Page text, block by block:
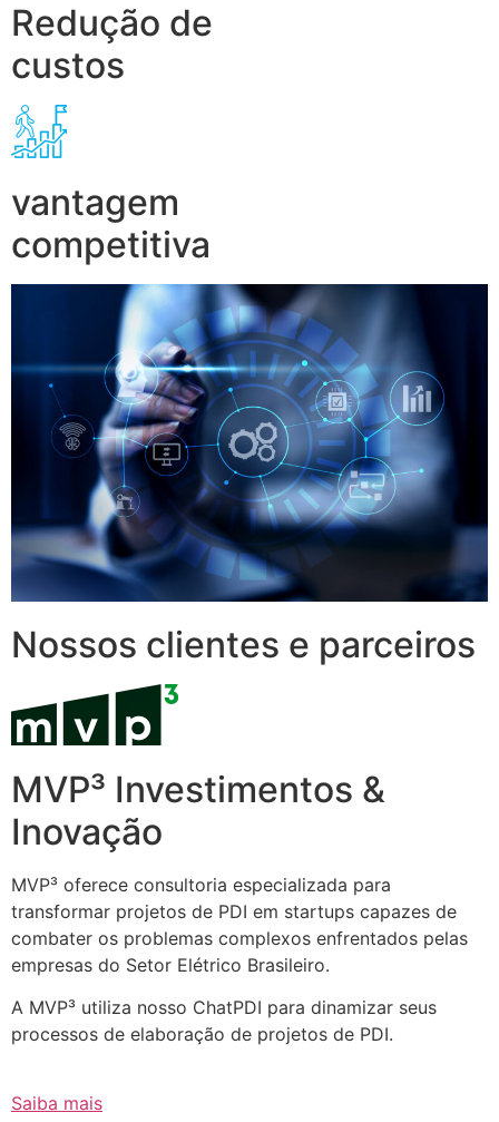
Redução de
custos
vantagem
competitiva
Nossos clientes e parceiros
MVP³ Investimentos &
Inovação
MVP³ oferece consultoria especializada para
transformar projetos de PDI em startups capazes de
combater os problemas complexos enfrentados pelas
empresas do Setor Elétrico Brasileiro.
A MVP³ utiliza nosso ChatPDI para dinamizar seus
processos de elaboração de projetos de PDI.
Saiba mais